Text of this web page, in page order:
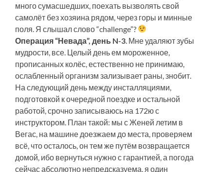
много сумасшедших, поехать вызволять свой
самолёт без хозяина рядом, через горы и минные
поля. Я слышал слово “challenge”?
Операция “Невада”, день N-3 . Мне удаляют зубы
мудрости, все. Целый день ем мороженное,
прописанных колёс, естественно не принимаю,
ослабленный организм зализывает раны, знобит.
На следующий день между инсталляциями,
подготовкой к очередной поездке и остальной
работой, срочно записываюсь на 172ю с
инструктором. План такой: мы с Женей летим в
Вегас, на машине доезжаем до места, проверяем
всё, что осталось, он тем же путём возвращается
домой, ибо вернуться нужно с гарантией, а погода
сейчас абсолютно непредсказуема, я один